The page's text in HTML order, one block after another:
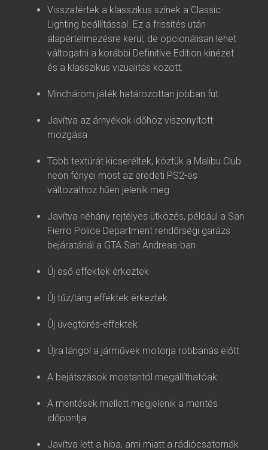
Visszatértek a klasszikus színek a Classic
Lighting beállítással. Ez a frissítés után
alapértelmezésre kerül, de opcionálisan lehet
váltogatni a korábbi Definitive Edition kinézet
és a klasszikus vizualitás között.
Mindhárom játék határozottan jobban fut
Javítva az árnyékok időhöz viszonyított
mozgása
Több textúrát kicseréltek, köztük a Malibu Club
neon fényei most az eredeti PS2-es
változathoz hűen jelenik meg
Javítva néhány rejtélyes ütközés, például a San
Fierro Police Department rendőrségi garázs
bejáratánál a GTA San Andreas-ban
Új eső effektek érkeztek
Új tűz/láng effektek érkeztek
Új üvegtörés-effektek
Újra lángol a járművek motorja robbanás előtt
A bejátszások mostantól megállíthatóak
A mentések mellett megjelenik a mentés
időpontja
Javítva lett a hiba, ami miatt a rádiócsatornák